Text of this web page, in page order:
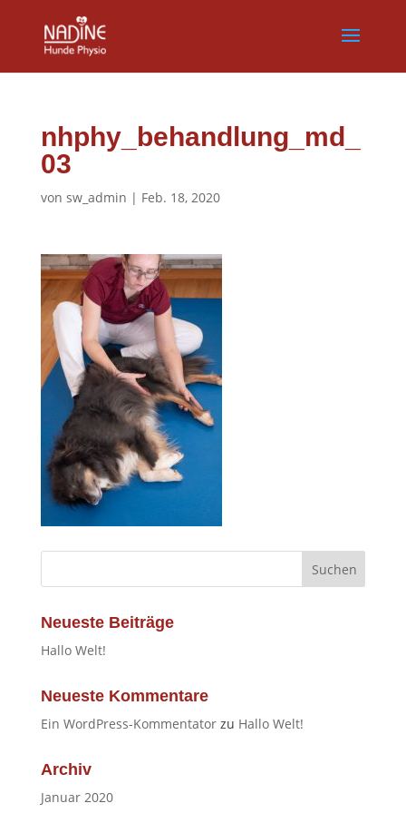
nhphy_behandlung_md_
03
von sw_admin | Feb. 18, 2020
Neueste Beiträge
Hallo Welt!
Neueste Kommentare
Ein WordPress-Kommentatorzu Hallo Welt!
Archiv
Januar 2020